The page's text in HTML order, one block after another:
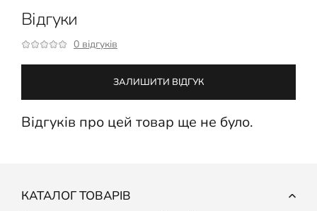
Відгуки
0 відгуків
ЗАЛИШИТИ ВІДГУК
Відгуків про цей товар ще не було.
КАТАЛОГ ТОВАРІВ